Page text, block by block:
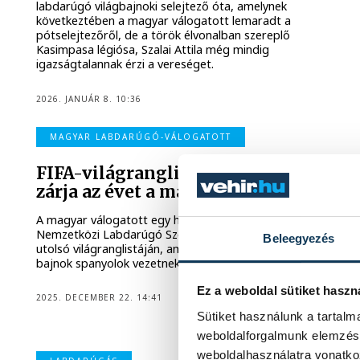
Beleegyezés
Ez a weboldal sütiket
Sütiket használunk a
weboldalforgalmunk
weboldalhasználatra
labdarúgó világbajnoki selejtező óta, amelynek
következtében a magyar válogatott lemaradt a
pótselejtezőről, de a török élvonalban szereplő
Kasimpasa légiósa, Szalai Attila még mindig
igazságtalannak érzi a vereséget.
2026. JANUÁR 8. 10:36
MAGYAR LABDARÚGÓ-VÁLOGATOTT
FIFA-világranglista: a 40. helyen
zárja az évet a magyar válogatott
A magyar válogatott egy helyet javítva a 40. a
Nemzetközi Labdarúgó Szövetség (FIFA) legfrissebb, idei
utolsó világranglistáján, amelyet továbbra is az Európa-
bajnok spanyolok vezetnek.
2025. DECEMBER 22. 14:41